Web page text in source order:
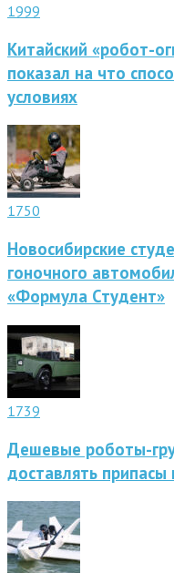
1999
Китайский «робот-
показал на что
условиях
1750
Новосибирские
гоночного
«Формула Студент»
1739
Дешевые роботы-
доставлять